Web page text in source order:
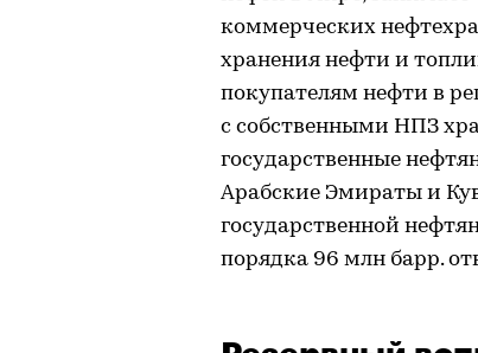
коммерческих
хранения нефти и
покупателям нефти в
с собственными НПЗ
государственные
Арабские Эмираты и
государственной
порядка 96 млн барр.